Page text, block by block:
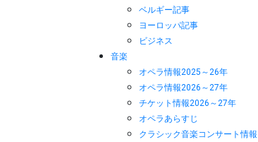
ベルギー記事
ヨーロッパ記事
ビジネス
音楽
オペラ情報2025～26年
オペラ情報2026～27年
チケット情報2026～27年
オペラあらすじ
クラシック音楽コンサート情報